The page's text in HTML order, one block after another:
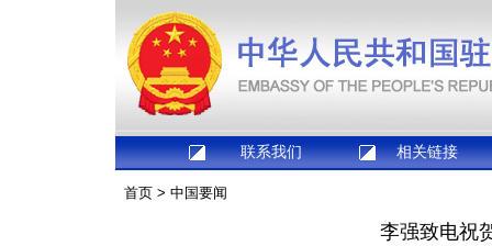
联系我们 相关链接
首页 > 中国要闻
李强致电祝